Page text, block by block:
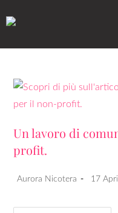
Un lavoro di
profit.
Aurora Nicotera 17